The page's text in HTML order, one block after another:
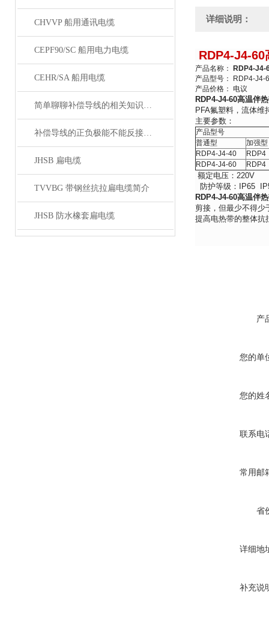
CHVVP 船用通讯电缆
CEPF90/SC 船用电力电缆
CEHR/SA 船用电缆
简单聊聊补偿导线的相关知识普及
补偿导线的正负极能不能反接呢？
JHSB 扁电缆
TVVBG 带钢丝抗拉扁电缆简介
JHSB 防水橡套扁电缆
详细说明：
RDP4-J4-60
产品名称：
RDP4-J4-
产品型号： RDP4-J4-
产品价格： 电议
RDP4-J4-60高温伴
PFA氟塑料，流体
主要参数：
产品型号
普通型
加强型
RDP4-J4-40
RDP4
RDP4-J4-60
RDP4
额定电压：
防护等级：IP65
RDP4-J4-60高温伴
剪接，但最少不得少
提高电热带的整体
产
您的单
您的姓
联系电
常用邮
省
详细地
补充说